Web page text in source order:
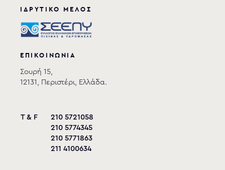
download
instructions
ΙΔΡΥΤΙΚΟ ΜΕΛΟΣ
ΕΠΙΚΟΙΝΩΝΙΑ
Σουρή 15,
12131, Περιστέρι, Ελλάδα.
T & F
210 5721058
210 5774345
210 5771863
211 4100634